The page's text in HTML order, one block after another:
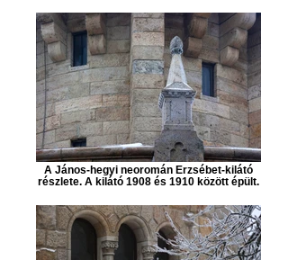
A János-hegyi neoromán Erzsébet-kilátó
részlete. A kilátó 1908 és 1910 között épült.